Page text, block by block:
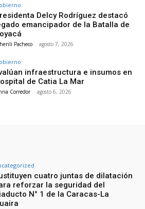
Delcy Rodríguez destacó
emancipador de la Batalla de
Pacheco - agosto 7, 2026
infraestructura e insumos en
de Catia La Mar
Corredor - agosto 6, 2026
cuatro juntas de dilatación
reforzar la seguridad del
N° 1 de la Caracas-La